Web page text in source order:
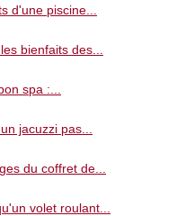
d'une piscine...
bienfaits des...
spa :...
jacuzzi pas...
du coffret de...
volet roulant...